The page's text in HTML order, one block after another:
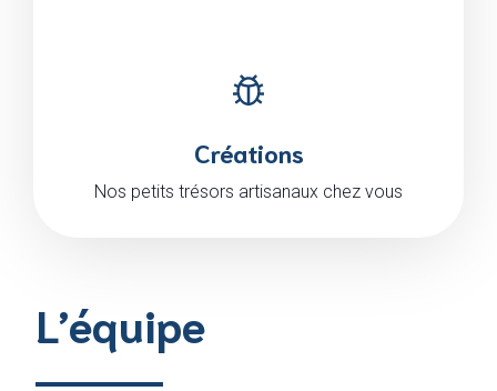
Créations
Nos petits trésors artisanaux chez vous
L’équipe